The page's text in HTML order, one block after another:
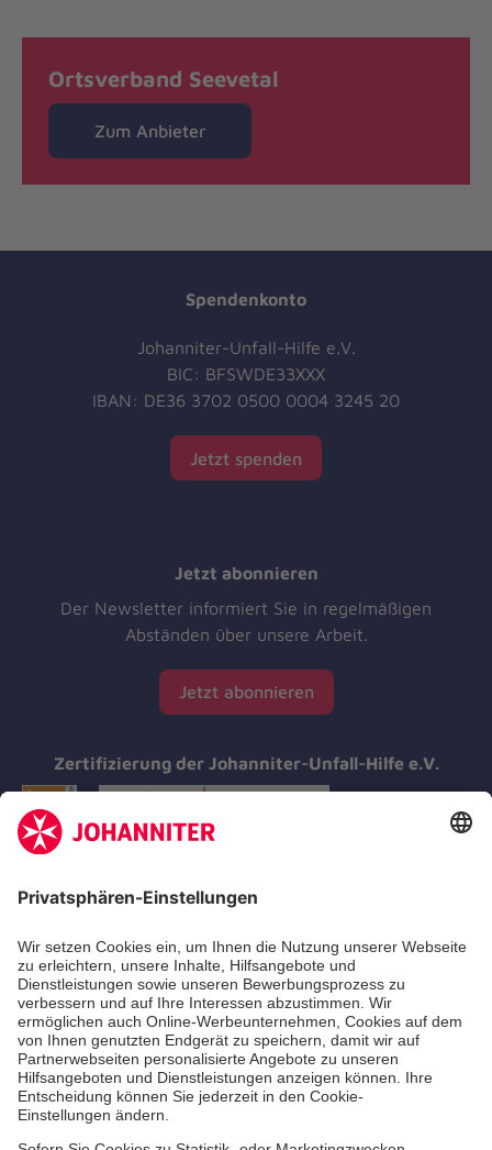
Ortsverband Seevetal
Zum Anbieter
Spendenkonto
Johanniter-Unfall-Hilfe e.V.
BIC: BFSWDE33XXX
IBAN: DE36 3702 0500 0004 3245 20
Jetzt spenden
Jetzt abonnieren
Der Newsletter informiert Sie in regelmäßigen
Abständen über unsere Arbeit.
Jetzt abonnieren
Zertifizierung der Johanniter-Unfall-Hilfe e.V.
Aus- & Fortbildungen
Erste-Hilfe-Kurse
Jobs & Ehrenamt
Freiwilligendienst